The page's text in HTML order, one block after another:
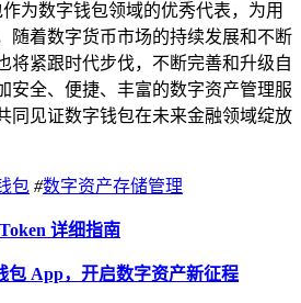
为数字钱包领域的优秀代表，为用
随着数字货币市场的持续发展和不断
将紧跟时代步伐，不断完善和升级自
安全、便捷、丰富的数字资产管理服
同见证数字钱包在未来金融领域绽放
包 #数字资产存储管理
详细指南
包 App，开启数字资产新征程